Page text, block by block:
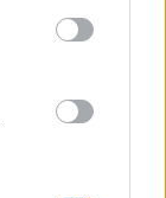
και η